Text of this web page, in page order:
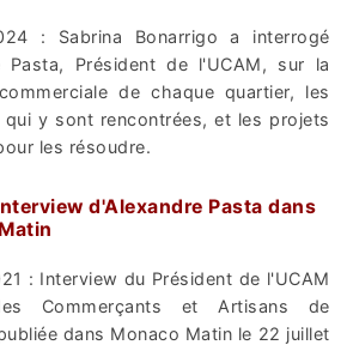
: Sabrina Bonarrigo a interrogé
Pasta, Président de l'UCAM, sur la
de chaque quartier, les
y sont rencontrées, et les projets
les résoudre.
d'Alexandre Pasta dans
: Interview du Président de l'UCAM
Commerçants et Artisans de
dans Monaco Matin le 22 juillet